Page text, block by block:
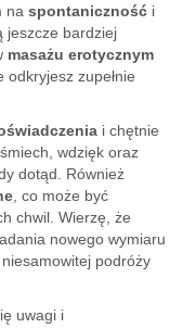
na spontaniczność i
jeszcze bardziej
masażu erotycznym
odkryjesz zupełnie
i chętnie
wdzięk oraz
dotąd. Również
, co może być
chwil. Wierzę, że
nowego wymiaru
podróży
uwagi i